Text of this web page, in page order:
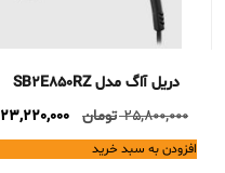
دریل آاگ مدل SB2E850RZ
25,800,000 تومان
Original
price
was:
23,220,000
افزودن به سبد خرید